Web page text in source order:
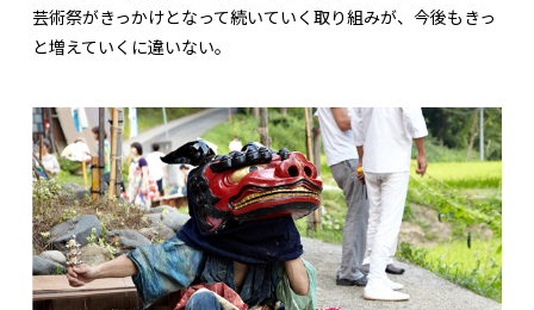
芸術祭がきっかけとなって続いていく取り組みが、今後もきっ
と増えていくに違いない。